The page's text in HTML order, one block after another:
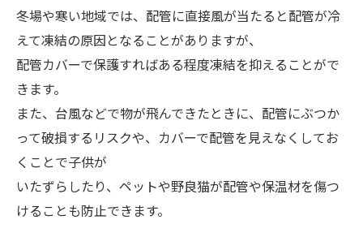
冬場や寒い地域では、配管に直接風が当たると配管が冷
えて凍結の原因となることがありますが、
配管カバーで保護すればある程度凍結を抑えることがで
きます。
また、台風などで物が飛んできたときに、配管にぶつか
って破損するリスクや、カバーで配管を見えなくしてお
くことで子供が
いたずらしたり、ペットや野良猫が配管や保温材を傷つ
けることも防止できます。